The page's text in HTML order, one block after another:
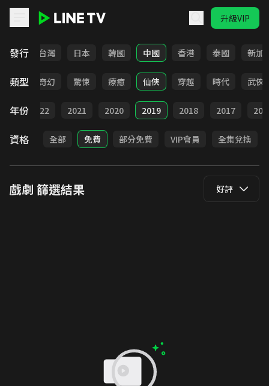
升級VIP
發行
全部 台灣 日本 韓國 中國 香港 泰國 新加
類型
BL 奇幻 驚悚 療癒 仙俠 穿越 時代 武俠
年份 2022 2021 2020 2019 2018 2017
資格 全部 免費 部分免費 VIP會員 全集兌換
戲劇 篩選結果 好評